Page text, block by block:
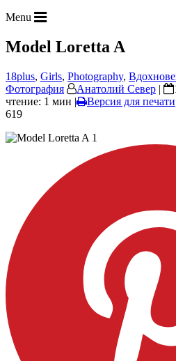
Menu
Model Loretta A
18plus, Girls, Photography,
Фотография
Анатолий Север |
чтение: 1 мин |
Версия для печати
619